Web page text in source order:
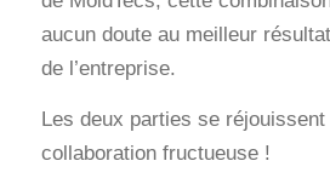
aucun doute au meilleur
de l’entreprise.
Les deux parties se
collaboration fructueuse !